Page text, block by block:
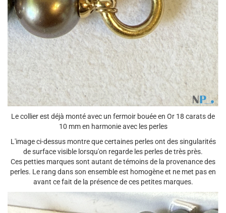
Le collier est déjà monté avec un fermoir bouée en Or 18 carats de
10 mm en harmonie avec les perles
L'image ci-dessus montre que certaines perles ont des singularités
de surface visible lorsqu'on regarde les perles de très près.
Ces petties marques sont autant de témoins de la provenance des
perles. Le rang dans son ensemble est homogène et ne met pas en
avant ce fait de la présence de ces petites marques.